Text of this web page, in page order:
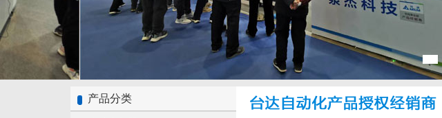
1
产品分类